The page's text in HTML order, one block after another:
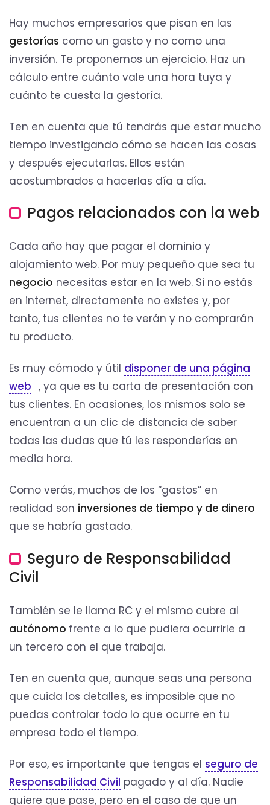
Hay muchos empresarios que pisan en las
gestorías como un gasto y no como una
inversión. Te proponemos un ejercicio. Haz un
cálculo entre cuánto vale una hora tuya y
cuánto te cuesta la gestoría.
Ten en cuenta que tú tendrás que estar mucho
tiempo investigando cómo se hacen las cosas
y después ejecutarlas. Ellos están
acostumbrados a hacerlas día a día.
Pagos relacionados con la web
Cada año hay que pagar el dominio y
alojamiento web. Por muy pequeño que sea tu
negocio necesitas estar en la web. Si no estás
en internet, directamente no existes y, por
tanto, tus clientes no te verán y no comprarán
tu producto.
Es muy cómodo y útil disponer de una página
web , ya que es tu carta de presentación con
tus clientes. En ocasiones, los mismos solo se
encuentran a un clic de distancia de saber
todas las dudas que tú les responderías en
media hora.
Como verás, muchos de los “gastos” en
realidad son inversiones de tiempo y de dinero
que se habría gastado.
Seguro de Responsabilidad
Civil
También se le llama RC y el mismo cubre al
autónomo frente a lo que pudiera ocurrirle a
un tercero con el que trabaja.
Ten en cuenta que, aunque seas una persona
que cuida los detalles, es imposible que no
puedas controlar todo lo que ocurre en tu
empresa todo el tiempo.
Por eso, es importante que tengas el seguro de
Responsabilidad Civil pagado y al día. Nadie
quiere que pase, pero en el caso de que un